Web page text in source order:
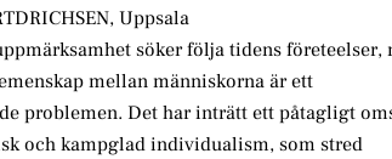
Uppsala
söker följa tidens
mellan människorna är ett
problemen. Det har inträtt ett påtagligt
och kampglad individualism, som stred